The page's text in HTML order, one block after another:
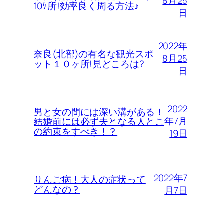
10ｹ所!効率良く周る方法♪
日
奈良(北部)の有名な観光スポ
ット１０ヶ所!見どころは?
2022年
8月25
日
男と女の間には深い溝がある！
結婚前には必ず夫となる人とこ
の約束をすべき！？
2022
年7月
19日
りんご病！大人の症状って
どんなの？
2022年7
月7日